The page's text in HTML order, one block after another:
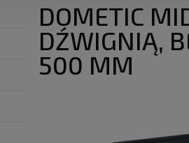
DOMETIC
DŹWIGNIĄ,
500 MM